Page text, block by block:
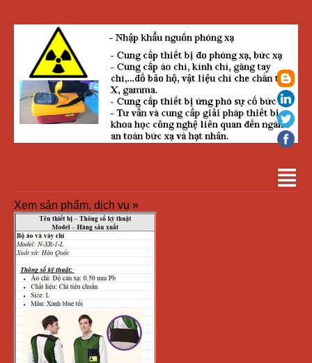
Xem sản phẩm, dịch vụ »